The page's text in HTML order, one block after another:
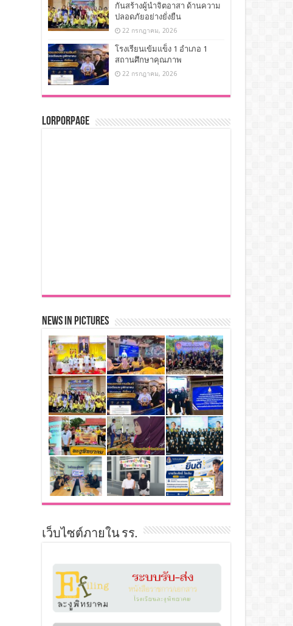
กันสร้างผู้นำจิตอาสา ด้านความ
ปลอดภัยอย่างยั่งยืน
22 กรกฎาคม, 2026
โรงเรียนเข้มแข็ง 1 อำเภอ 1
สถานศึกษาคุณภาพ
22 กรกฎาคม, 2026
LorPorPage
News in Pictures
เว็บไซต์ภายใน รร.